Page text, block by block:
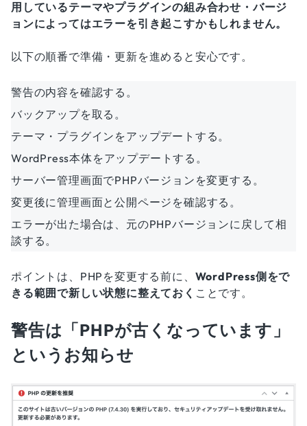
用しているテーマやプラグインの組み合わせ・バージ
ョンによってはエラーを引き起こすかもしれません。
以下の順番で準備・更新を進めると安心です。
警告の内容を確認する。
バックアップを取る。
テーマ・プラグインをアップデートする。
WordPress本体をアップデートする。
サーバー管理画面でPHPバージョンを変更する。
変更後に管理画面と公開ページを確認する。
エラーが出た場合は、元のPHPバージョンに戻して相
談する。
ポイントは、PHPを変更する前に、 WordPress側をで
きる範囲で新しい状態に整えておく ことです。
警告は「PHPが古くなっています」
というお知らせ